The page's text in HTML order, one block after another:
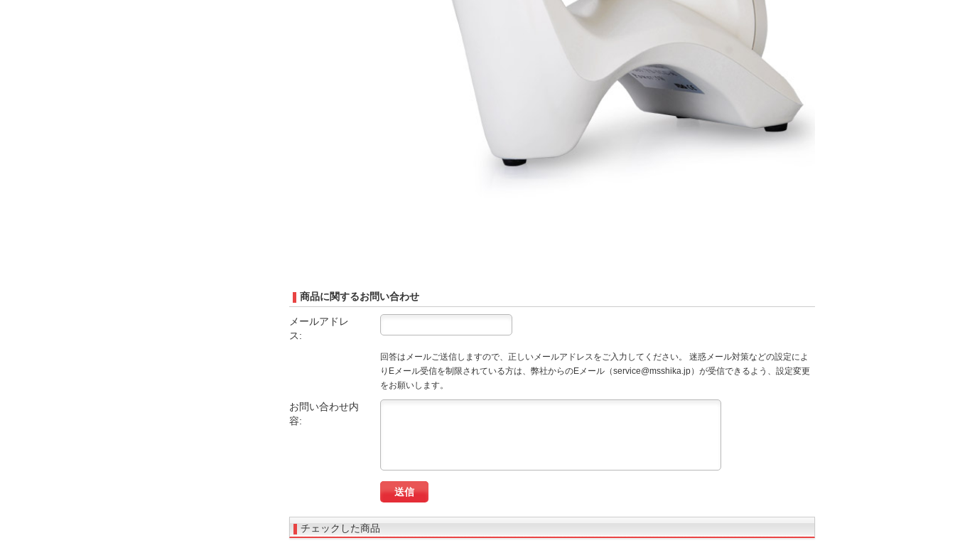
商品に関するお問い合わせ
メールアドレ
ス:
回答はメールご送信しますので、正しいメールアドレスをご入力してください。 迷惑メール対策などの設定によ
りEメール受信を制限されている方は、弊社からのEメール（service@msshika.jp）が受信できるよう、設定変更
をお願いします。
お問い合わせ内
容:
チェックした商品